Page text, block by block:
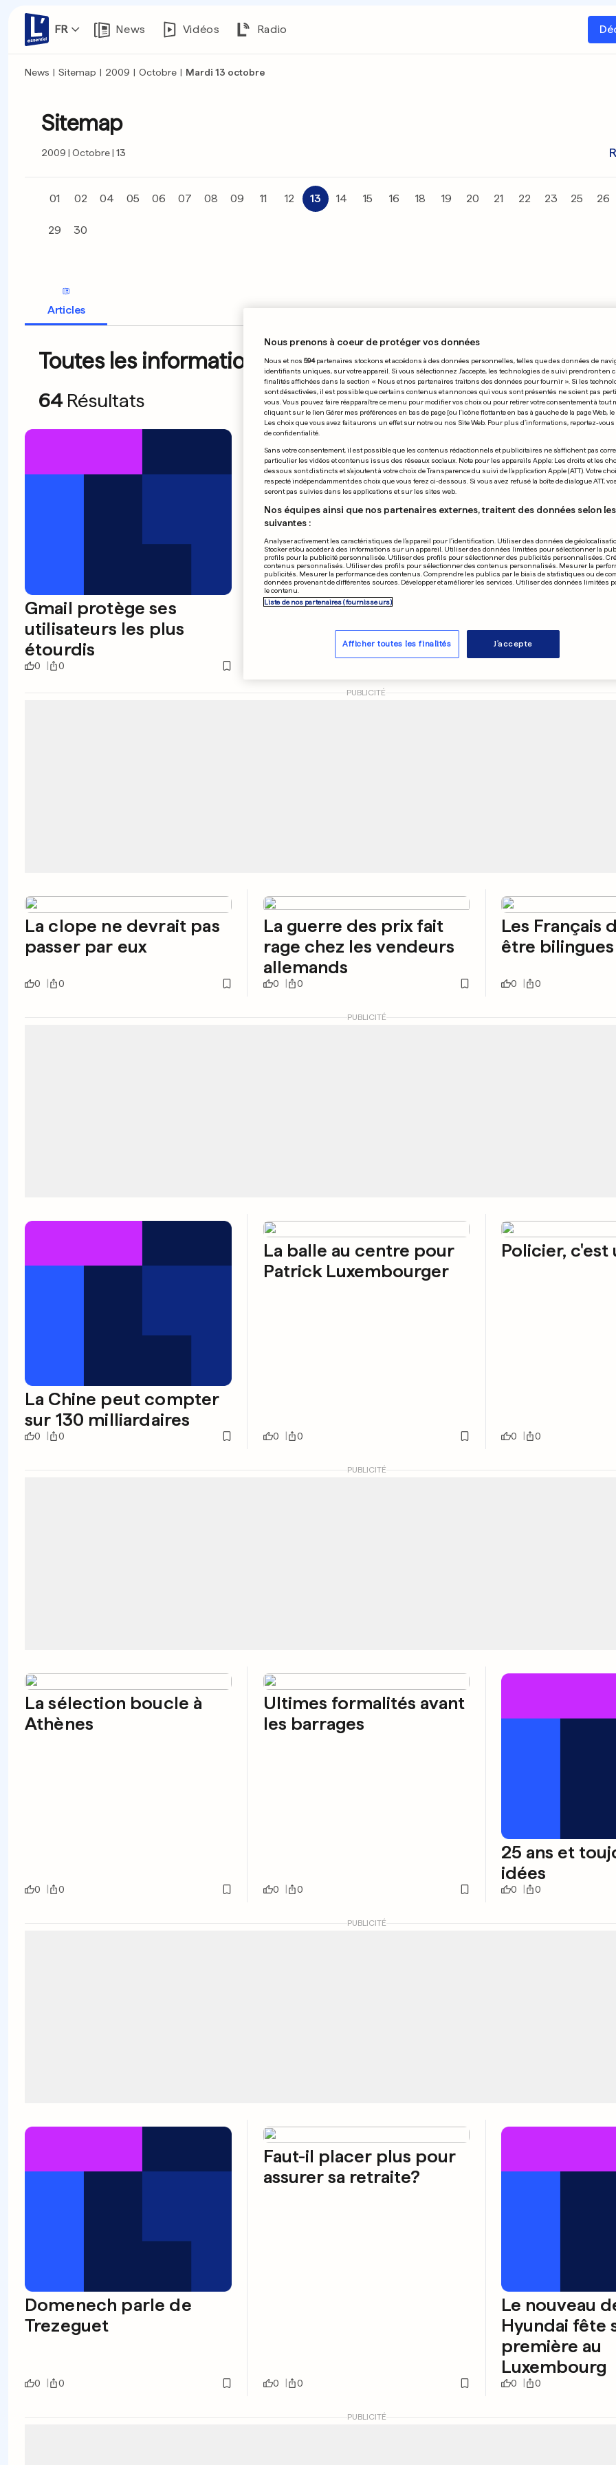
FR News Vidéos Radio
News | Sitemap | 2009 | Octobre | Mardi 13 octobre
Sitemap
2009 Octobre 13
01 02 04 05 06 07 08 09 11 12 13 14 15 16 18 19 20 21 22 23 25 26
29 30
Articles
Toutes les informations du 13.10.2009
64 Résultats
Gmail protège ses
utilisateurs les plus
étourdis
0 0
Une deuxième chance
de l'autre côté de la
frontière
sous la plume
PUBLICITÉ
La clope ne devrait pas
passer par eux
0 0
La guerre des prix fait
rage chez les vendeurs
allemands
0 0
Les Français
être bilingues
0 0
PUBLICITÉ
La Chine peut compter
sur 130 milliardaires
0 0
La balle au centre pour
Patrick Luxembourger
0 0
Policier,
0 0
PUBLICITÉ
La sélection boucle à
Athènes
0 0
Ultimes formalités avant
les barrages
0 0
25 ans et
idées
0 0
PUBLICITÉ
Domenech parle de
Trezeguet
0 0
Faut-il placer plus pour
assurer sa retraite?
0 0
Le nouveau
Hyundai fête
première au
Luxembourg
0 0
PUBLICITÉ
Nous prenons à coeur de protéger vos données
Nous et nos 594partenaires stockons et accédons à des données personnelles, telles que des données de
identifiants uniques, sur votre appareil. Si vous sélectionnez J'accepte, les technologies de suivi prendront en
finalités affichées dans la section « Nous et nos partenaires traitons des données pour fournir ». Si les
sont désactivées, il est possible que certains contenus et annonces qui vous sont présentés ne soient pas
vous. Vous pouvez faire réapparaître ce menu pour modifier vos choix ou pour retirer votre consentement à tout
cliquant sur le lien Gérer mes préférences en bas de page [ou l'icône flottante en bas à gauche de la page Web, le
Les choix que vous avez fait aurons un effet sur notre ou nos Site Web. Pour plus d’informations, reportez-
de confidentialité.
Sans votre consentement, il est possible que les contenus rédactionnels et publicitaires ne s'affichent pas
particulier les vidéos et contenus issus des réseaux sociaux. Note pour les appareils Apple: Les droits et les
dessous sont distincts et s'ajoutent à votre choix de Transparence du suivi de l'application Apple (ATT). Votre
respecté indépendamment des choix que vous ferez ci-dessous. Si vous avez refusé la boîte de dialogue ATT,
seront pas suivies dans les applications et sur les sites web.
Nos équipes ainsi que nos partenaires externes, traitent des données selon
suivantes :
Analyser activement les caractéristiques de l’appareil pour l’identification. Utiliser des données de
Stocker et/ou accéder à des informations sur un appareil. Utiliser des données limitées pour sélectionner la
profils pour la publicité personnalisée. Utiliser des profils pour sélectionner des publicités personnalisées.
contenus personnalisés. Utiliser des profils pour sélectionner des contenus personnalisés. Mesurer la
publicités. Mesurer la performance des contenus. Comprendre les publics par le biais de statistiques ou de
données provenant de différentes sources. Développer et améliorer les services. Utiliser des données limitées
le contenu.
Liste de nos partenaires (fournisseurs)
Afficher toutes les finalités J'accepte